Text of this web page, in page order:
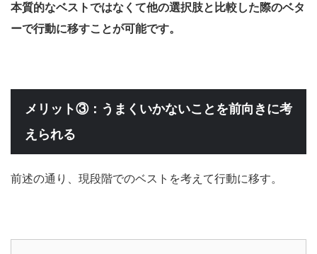
本質的なベストではなくて他の選択肢と比較した際のベタ
ーで行動に移すことが可能です。
メリット③：うまくいかないことを前向きに考
えられる
前述の通り、現段階でのベストを考えて行動に移す。